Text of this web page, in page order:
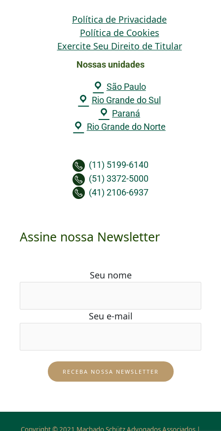
Política de Privacidade
Política de Cookies
Exercite Seu Direito de Titular
Nossas unidades
São Paulo
Rio Grande do Sul
Paraná
Rio Grande do Norte
(11) 5199-6140
(51) 3372-5000
(41) 2106-6937
Assine nossa Newsletter
Seu nome
Seu e-mail